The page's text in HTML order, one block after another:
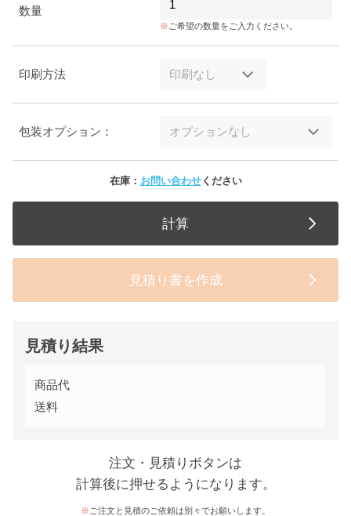
数量
ご希望の数量をご入力ください。
印刷方法
包装オプション：
在庫： お問い合わせください
計算
見積り書を作成
見積り結果
商品代
送料
注文・見積りボタンは
計算後に押せるようになります。
ご注文と見積のご依頼は別々でお願いします。